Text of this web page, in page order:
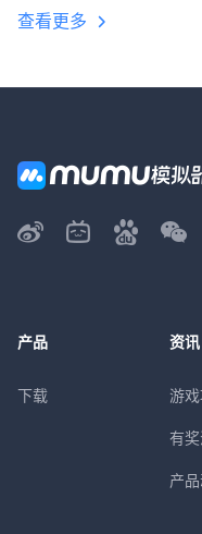
查看更多
产品
下载
资讯
游
有
产